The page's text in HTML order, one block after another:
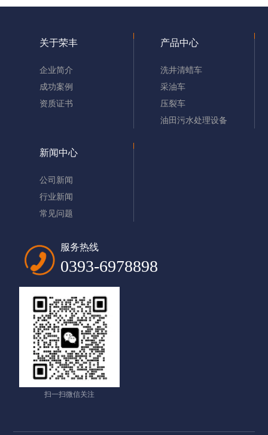
关于荣丰
企业简介
成功案例
资质证书
产品中心
洗井清蜡车
采油车
压裂车
油田污水处理设备
新闻中心
公司新闻
行业新闻
常见问题
服务热线
0393-6978898
扫一扫微信关注